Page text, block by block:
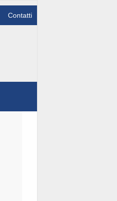
Contatti